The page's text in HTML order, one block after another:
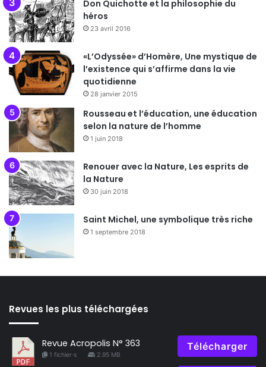
Don Quichotte et la philosophie du
héros
23 avril 2016
«L’Odyssée» d’Homère, Une mystique de
l’existence qui s’affirme dans la vie
quotidienne
28 janvier 2015
Rousseau et l’éducation, une éducation
selon la nature de l’homme
1 juin 2018
Renouer avec la Nature, Les esprits de
la Nature
30 juin 2018
Saint Michel, une symbolique très riche
1 septembre 2018
Revues les plus téléchargées
Revue Acropolis N° 363
1 fichier·s 2.95 MB
Télécharger